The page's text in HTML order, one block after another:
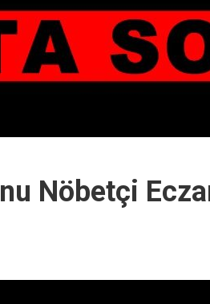
Nöbetçi